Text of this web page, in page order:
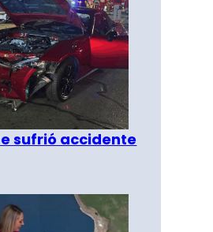
sufrió accidente